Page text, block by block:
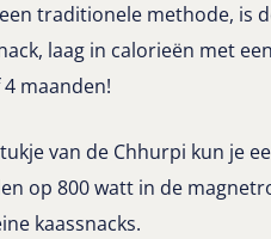
traditionele methode, is
laag in calorieën met
maanden!
van de Chhurpi kun je
op 800 watt in de
kaassnacks.